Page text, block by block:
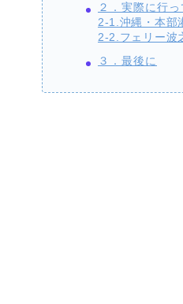
２．実際に行っ
2-1.沖縄・本部
2-2.フェリー波
３．最後に